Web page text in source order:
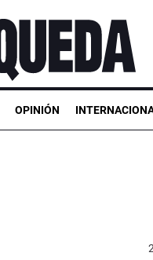
OPINIÓN